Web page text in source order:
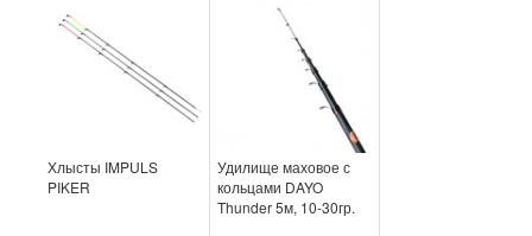
Хлысты IMPULS
PIKER
Удилище маховое с
кольцами DAYO
Thunder 5м, 10-30гр.